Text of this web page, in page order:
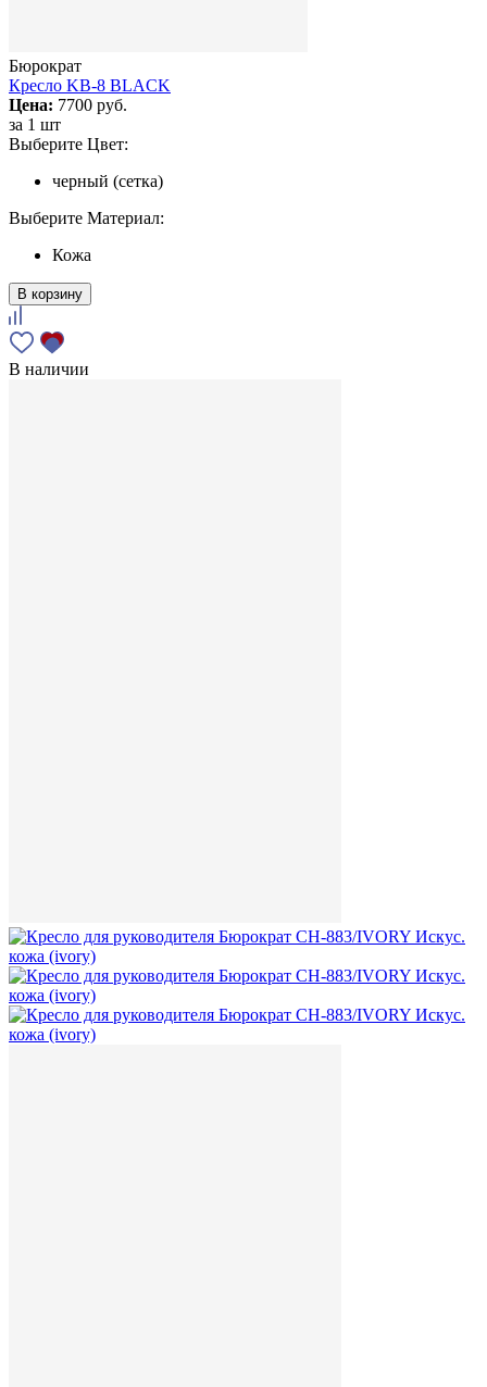
Бюрократ
Кресло KB-8 BLACK
Цена: 7700 руб.
за 1 шт
Выберите Цвет:
черный (сетка)
Выберите Материал:
Кожа
В корзину
В наличии